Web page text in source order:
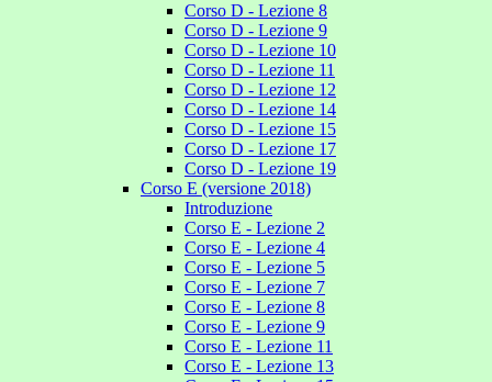
Corso D - Lezione 8
Corso D - Lezione 9
Corso D - Lezione 10
Corso D - Lezione 11
Corso D - Lezione 12
Corso D - Lezione 14
Corso D - Lezione 15
Corso D - Lezione 17
Corso D - Lezione 19
Corso E (versione 2018)
Introduzione
Corso E - Lezione 2
Corso E - Lezione 4
Corso E - Lezione 5
Corso E - Lezione 7
Corso E - Lezione 8
Corso E - Lezione 9
Corso E - Lezione 11
Corso E - Lezione 13